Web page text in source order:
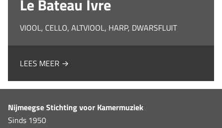
Le Bateau Ivre
VIOOL, CELLO, ALTVIOOL, HARP, DWARSFLUIT
LEES MEER →
Nijmeegse Stichting voor Kamermuziek
Sinds 1950